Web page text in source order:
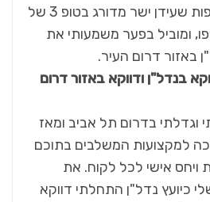
כבר חמש שנים ברציפות שעידן ישר מדורג בטופ 3 של
ומוביל בפער משמעותי את
באזור דרום העיר.
בנדל"ן ודווקא באזור דרום
וגדלתי בדרום תל אביב ומאז
למקצועות המשלבים בתוכם
ויחס אישי לכל לקוח. את
כיועץ נדל"ן התחלתי דווקא